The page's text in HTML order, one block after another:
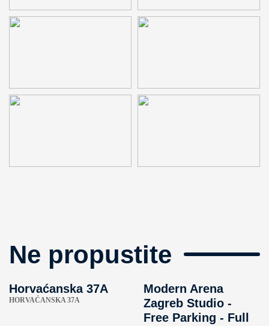
Ne propustite
Horvaćanska 37A
HORVAĆANSKA 37A
Modern Arena
Zagreb Studio -
Free Parking - Full